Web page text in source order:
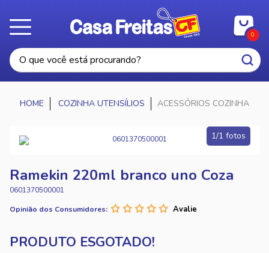
0
COZINHA UTENSÍLIOS ACESSÓRIOS COZINHA
1/1 fotos
Ramekin 220ml branco uno Coza
0601370500001
Opinião dos Consumidores: